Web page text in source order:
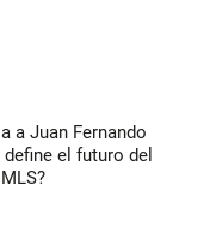
a Juan Fernando
el futuro del